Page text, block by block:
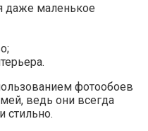
даже маленькое
фотообоев
ведь они всегда
стильно.